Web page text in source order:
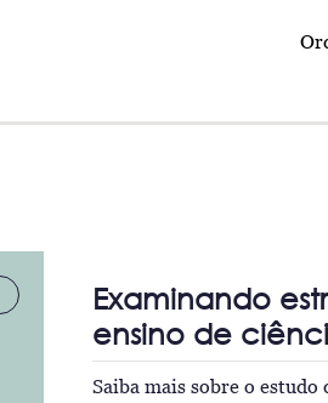
Examinando
ensino de
Saiba mais sobre o